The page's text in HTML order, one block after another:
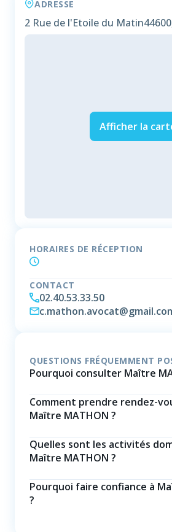
ADRESSE
2 Rue de l'Etoile du Matin
Afficher la
HORAIRES DE RÉCEPTION
CONTACT
02.40.53.33.50
QUESTIONS FRÉQUEMMENT
Pourquoi consulter Maître
Comment prendre rendez-
Maître MATHON ?
Quelles sont les activités
Maître MATHON ?
Pourquoi faire confiance à
?